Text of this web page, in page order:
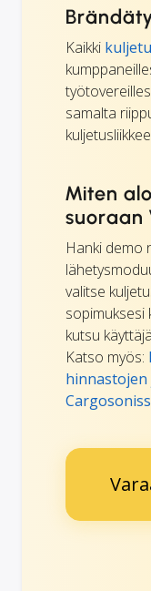
Kaikki
samalta
Miten
suoraan
Hanki demo
valitse
sopimuksesi
kutsu
Katso myös: